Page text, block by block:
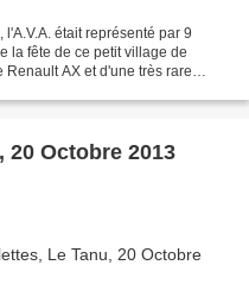
était représenté par 9
la fête de ce petit village de
AX et d'une très rare
20 Octobre 2013